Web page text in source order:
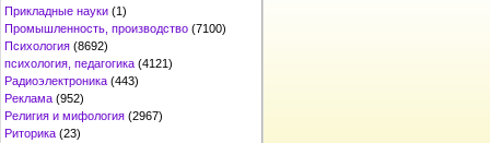
Прикладные науки (1)
Промышленность, производство (7100)
Психология (8692)
психология, педагогика (4121)
Радиоэлектроника (443)
Реклама (952)
Религия и мифология (2967)
Риторика (23)